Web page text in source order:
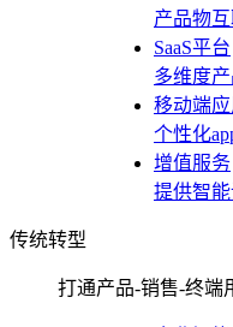
产品物
SaaS平台
多维度
移动端应
个性化
增值服务
提供智
传统转型
打通产品-销售-终端